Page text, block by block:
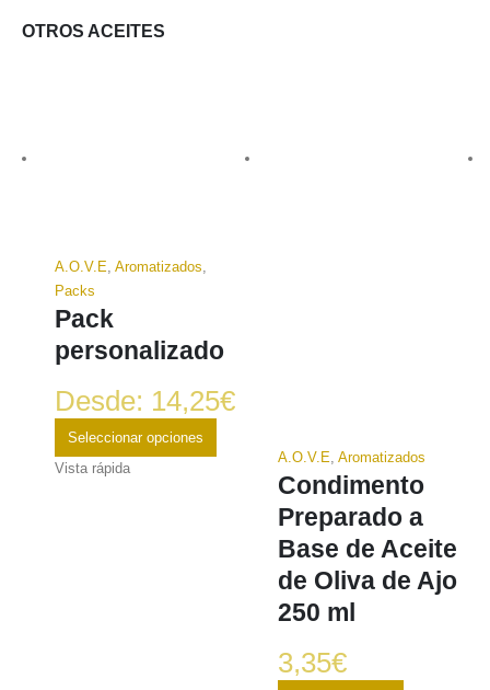
OTROS ACEITES
A.O.V.E, Aromatizados,
Packs
Pack
personalizado
Desde: 14,25€
Seleccionar opciones
Vista rápida
A.O.V.E, Aromatizados
Condimento
Preparado a
Base de Aceite
de Oliva de Ajo
250 ml
3,35€